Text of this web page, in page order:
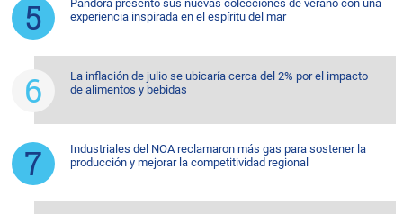
Pandora presentó sus nuevas colecciones de verano con una
experiencia inspirada en el espíritu del mar
La inflación de julio se ubicaría cerca del 2% por el impacto
de alimentos y bebidas
Industriales del NOA reclamaron más gas para sostener la
producción y mejorar la competitividad regional